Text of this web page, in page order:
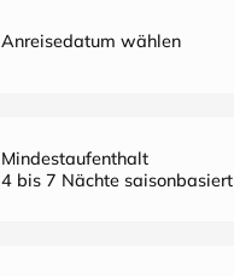
Anreisedatum wählen
Mindestaufenthalt
4 bis 7 Nächte saisonbasiert